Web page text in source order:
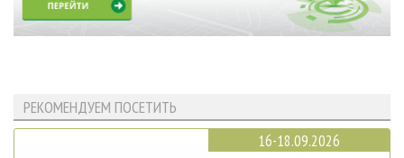
РЕКОМЕНДУЕМ ПОСЕТИТЬ
16-18.09.2026